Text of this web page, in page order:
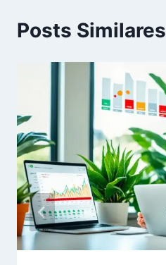
Posts Similares